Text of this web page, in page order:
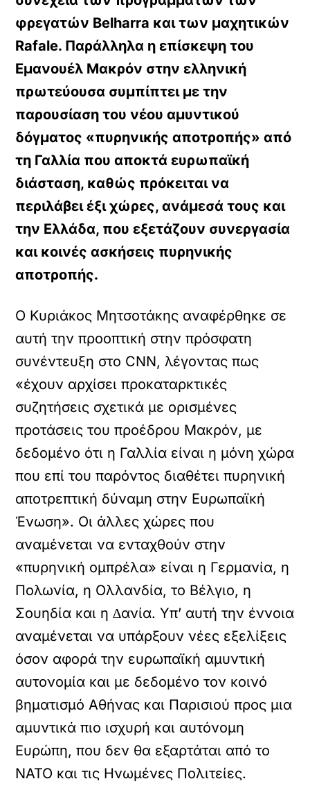
φρεγατών Belharra και των µαχητικών
Rafale. Παράλληλα η επίσκεψη του
Εµανουέλ Μακρόν στην ελληνική
πρωτεύουσα συµπίπτει µε την
παρουσίαση του νέου αµυντικού
δόγµατος «πυρηνικής αποτροπής» από
τη Γαλλία που αποκτά ευρωπαϊκή
διάσταση, καθώς πρόκειται να
περιλάβει έξι χώρες, ανάµεσά τους και
την Ελλάδα, που εξετάζουν συνεργασία
και κοινές ασκήσεις πυρηνικής
αποτροπής.
Ο Κυριάκος Μητσοτάκης αναφέρθηκε σε
αυτή την προοπτική στην πρόσφατη
συνέντευξη στο CNN, λέγοντας πως
«έχουν αρχίσει προκαταρκτικές
συζητήσεις σχετικά µε ορισµένες
προτάσεις του προέδρου Μακρόν, µε
δεδοµένο ότι η Γαλλία είναι η µόνη χώρα
που επί του παρόντος διαθέτει πυρηνική
αποτρεπτική δύναµη στην Ευρωπαϊκή
Ένωση». Οι άλλες χώρες που
αναµένεται να ενταχθούν στην
«πυρηνική οµπρέλα» είναι η Γερµανία, η
Πολωνία, η Ολλανδία, το Βέλγιο, η
Σουηδία και η ∆ανία. Υπ’ αυτή την έννοια
αναµένεται να υπάρξουν νέες εξελίξεις
όσον αφορά την ευρωπαϊκή αµυντική
αυτονοµία και µε δεδοµένο τον κοινό
βηµατισµό Αθήνας και Παρισιού προς µια
αµυντικά πιο ισχυρή και αυτόνοµη
Ευρώπη, που δεν θα εξαρτάται από το
ΝΑΤΟ και τις Ηνωµένες Πολιτείες.